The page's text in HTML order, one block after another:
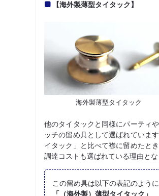
【海外製薄型タイタック】
海外製薄型タイタック
他のタイタックと同様にパーティ
ッチの留め具として選ばれていま
イタック」と比べて襟に留めたと
調達コストも選ばれている理由と
この留め具は以下の表記のよう
「（海外製）薄型タイタック」